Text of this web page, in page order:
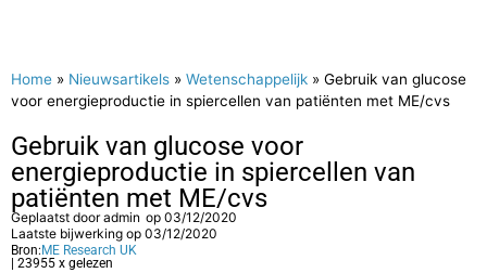
Home » Nieuwsartikels » Wetenschappelijk » Gebruik van glucose
voor energieproductie in spiercellen van patiënten met ME/cvs
Gebruik van glucose voor
energieproductie in spiercellen van
patiënten met ME/cvs
Geplaatst dooradmin op 03/12/2020
Laatste bijwerking op 03/12/2020
Bron: ME Research UK
| 23955 x gelezen